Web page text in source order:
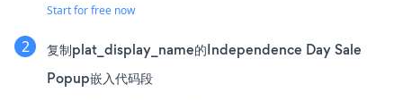
Start for free now
复制plat_display_name的Independence Day Sale
Popup嵌入代码段